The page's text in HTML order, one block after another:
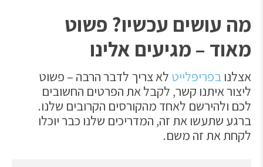
מה עושים עכשיו? פשוט
מאוד – מגיעים אלינו
אצלנובפריפלייט לא צריך לדבר הרבה – פשוט
ליצור איתנו קשר, לקבל את הפרטים החשובים
לכם ולהירשם לאחד מהקורסים הקרובים שלנו.
ברגע שתעשו את זה, המדריכים שלנו כבר יוכלו
לקחת את זה משם.